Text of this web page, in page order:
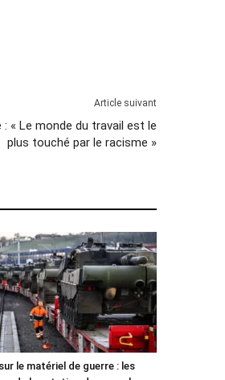
Article suivant
: « Le monde du travail est le
plus touché par le racisme »
le matériel de guerre : les